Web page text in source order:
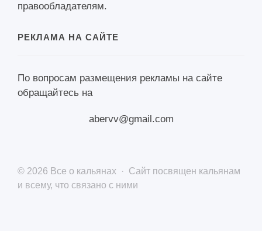
правообладателям.
РЕКЛАМА НА САЙТЕ
По вопросам размещения рекламы на сайте
обращайтесь на
abervv@gmail.com
© 2026 Все о кальянах · Сайт посвящен кальянам
и всему, что связано с ними